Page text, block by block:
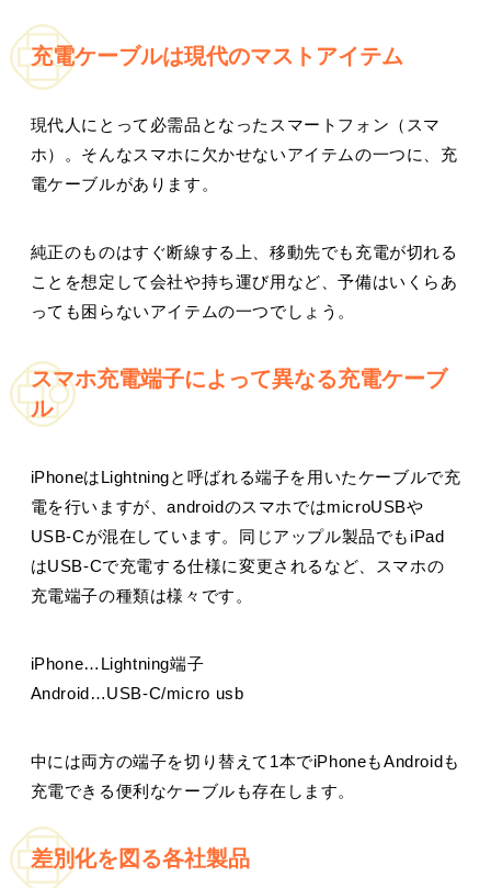
充電ケーブルは現代のマストアイテム
現代人にとって必需品となったスマートフォン（スマ
ホ）。そんなスマホに欠かせないアイテムの一つに、充
電ケーブルがあります。
純正のものはすぐ断線する上、移動先でも充電が切れる
ことを想定して会社や持ち運び用など、予備はいくらあ
っても困らないアイテムの一つでしょう。
スマホ充電端子によって異なる充電ケーブ
ル
iPhoneはLightningと呼ばれる端子を用いたケーブルで充
電を行いますが、androidのスマホではmicroUSBや
USB-Cが混在しています。同じアップル製品でもiPad
はUSB-Cで充電する仕様に変更されるなど、スマホの
充電端子の種類は様々です。
iPhone…Lightning端子
Android…USB-C/micro usb
中には両方の端子を切り替えて1本でiPhoneもAndroidも
充電できる便利なケーブルも存在します。
差別化を図る各社製品